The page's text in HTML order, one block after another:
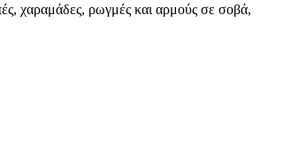
χαραμάδες, ρωγμές και αρμούς σε σοβά,